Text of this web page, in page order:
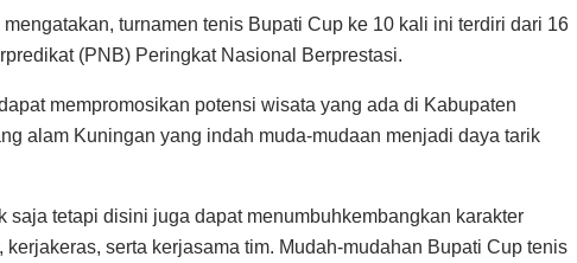
turnamen tenis Bupati Cup ke 10 kali ini terdiri dari 16
(PNB) Peringkat Nasional Berprestasi.
mempromosikan potensi wisata yang ada di Kabupaten
alam Kuningan yang indah muda-mudaan menjadi daya tarik
saja tetapi disini juga dapat menumbuhkembangkan karakter
serta kerjasama tim. Mudah-mudahan Bupati Cup tenis